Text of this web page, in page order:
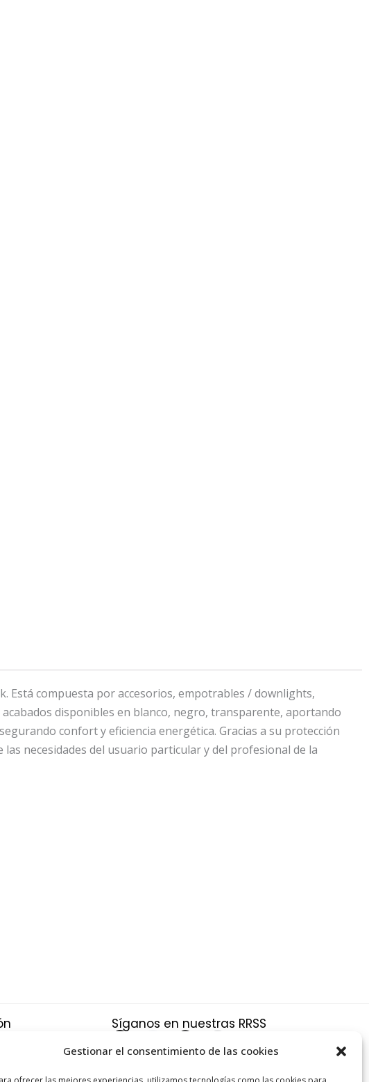
Gestionar el consentimiento de las cookies
Está compuesta por accesorios, empotrables / downlights,
disponibles en blanco, negro, transparente, aportando
confort y eficiencia energética. Gracias a su protección
necesidades del usuario particular y del profesional de la
de compra
Síganos en nuestras RRSS
F
a -
t
P
i
n
I
n
s